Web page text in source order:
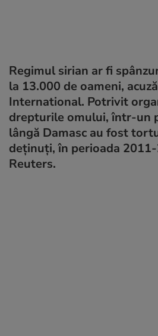
Regimul sirian ar fi
la 13.000 de oameni,
International. Potrivit
drepturile omului, într-un
lângă Damasc au fost
deținuți, în perioada
Reuters.